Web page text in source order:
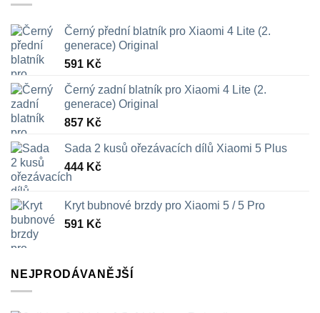
Černý přední blatník pro Xiaomi 4 Lite (2.
generace) Original
591 Kč
Černý zadní blatník pro Xiaomi 4 Lite (2.
generace) Original
857 Kč
Sada 2 kusů ořezávacích dílů Xiaomi 5 Plus
444 Kč
Kryt bubnové brzdy pro Xiaomi 5 / 5 Pro
591 Kč
NEJPRODÁVANĚJŠÍ